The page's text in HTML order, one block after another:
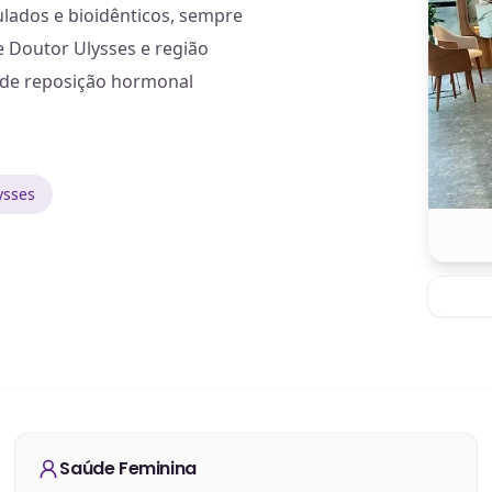
e bioidênticos, sempre
Ulysses e região
reposição hormonal
Saúde Feminina